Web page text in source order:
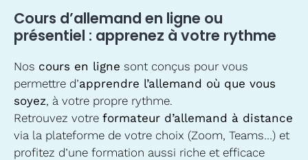
Cours d’allemand en ligne ou
présentiel : apprenez à votre rythme
Nos cours en ligne sont conçus pour vous
permettre d’apprendre l’allemand où que vous
soyez, à votre propre rythme.
Retrouvez votre formateur d’allemand à distance
via la plateforme de votre choix (Zoom, Teams…) et
profitez d’une formation aussi riche et efficace